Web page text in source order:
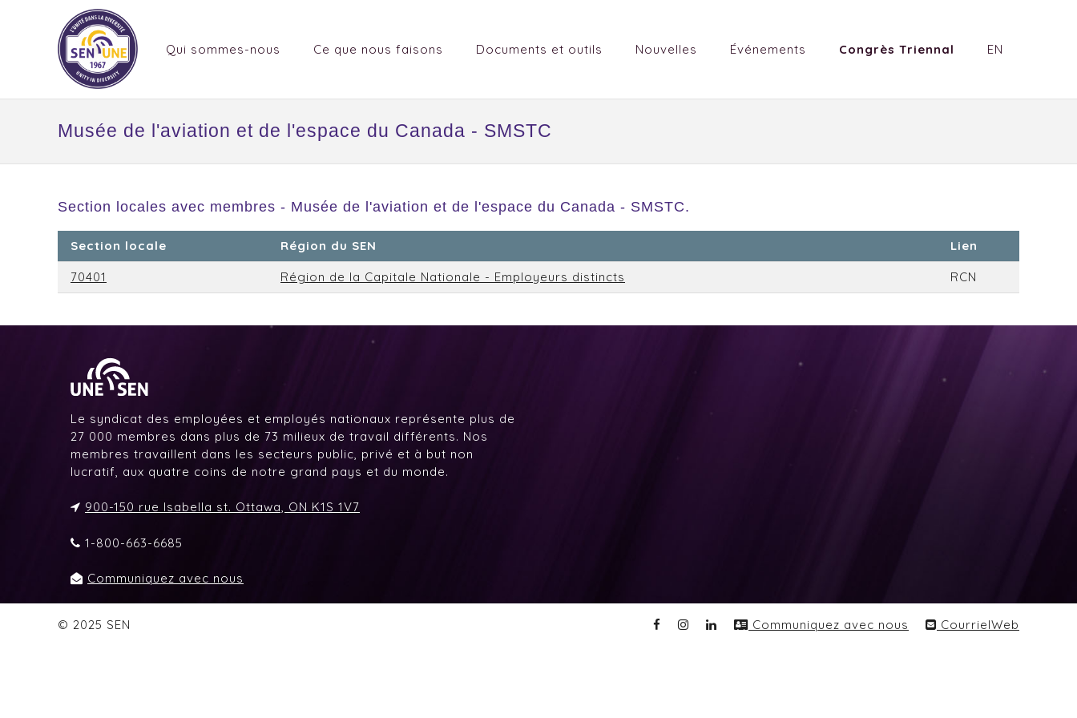
Qui sommes-nous Ce que nous faisons Documents et outils Nouvelles Événements Congrès Triennal EN
Musée de l'aviation et de l'espace du Canada - SMSTC
Section locales avec membres - Musée de l'aviation et de l'espace du Canada - SMSTC.
Section locale Région du SEN Lien
70401 Région de la Capitale Nationale - Employeurs distincts RCN
Le syndicat des employées et employés nationaux représente plus de
27 000 membres dans plus de 73 milieux de travail différents. Nos
membres travaillent dans les secteurs public, privé et à but non
lucratif, aux quatre coins de notre grand pays et du monde.
900-150 rue Isabella st. Ottawa, ON K1S 1V7
1-800-663-6685
Communiquez avec nous
© 2025 SEN Communiquez avec nous CourrielWeb